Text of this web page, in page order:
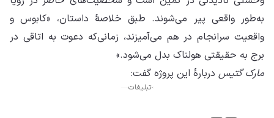
به‌طور واقعی پیر می‌شوند. طبق خلاصهٔ داستان، «کابوس و
واقعیت سرانجام در هم می‌آمیزند، زمانی‌که دعوت به اتاقی در
برج به حقیقتی هولناک بدل می‌شود.»
مارک گتیس دربارهٔ این پروژه گفت:
تبلیغات